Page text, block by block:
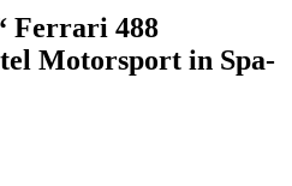
Ferrari 488
Motorsport in Spa-